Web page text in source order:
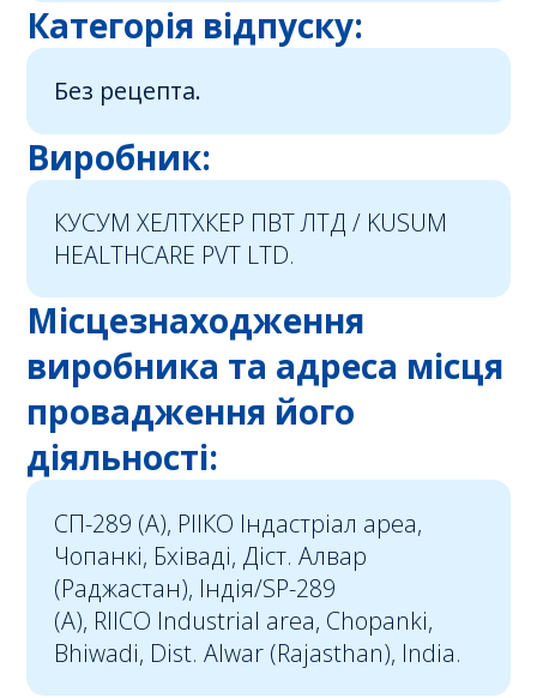
Категорія відпуску:
Без рецепта.
Виробник:
КУСУМ ХЕЛТХКЕР ПВТ ЛТД / KUSUM
HEALTHCARE PVT LTD.
Місцезнаходження
виробника та адреса місця
провадження його
діяльності:
СП-289 (A), РІІКО Індастріал ареа,
Чопанкі, Бхіваді, Діст. Алвар
(Раджастан), Індія/SP-289
(A), RIICO Industrial area, Chopanki,
Bhiwadi, Dist. Alwar (Rajasthan), India.